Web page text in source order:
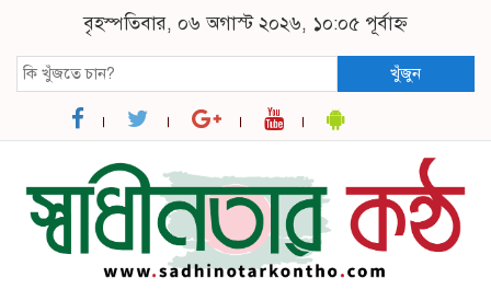
বৃহস্পতিবার, ০৬ অগাস্ট ২০২৬, ১০:০৫ পূর্বাহ্ন
খুঁজুন